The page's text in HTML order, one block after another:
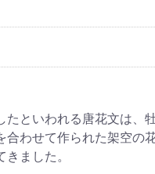
たといわれる唐花文は、
合わせて作られた架空の
ました。